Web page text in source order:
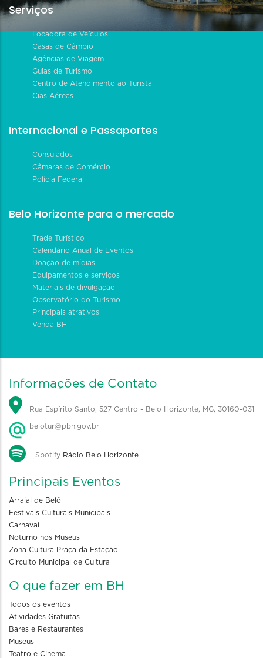
Serviços
Locadora de Veículos
Casas de Câmbio
Agências de Viagem
Guias de Turismo
Centro de Atendimento ao Turista
Cias Aéreas
Internacional e Passaportes
Consulados
Câmaras de Comércio
Polícia Federal
Belo Horizonte para o mercado
Trade Turístico
Calendário Anual de Eventos
Doação de mídias
Equipamentos e serviços
Materiais de divulgação
Observatório do Turismo
Principais atrativos
Venda BH
Informações de Contato
Rua Espírito Santo, 527 Centro - Belo Horizonte, MG, 30160-031
belotur@pbh.gov.br
Spotify Rádio Belo Horizonte
Principais Eventos
Arraial de Belô
Festivais Culturais Municipais
Carnaval
Noturno nos Museus
Zona Cultura Praça da Estação
Circuito Municipal de Cultura
O que fazer em BH
Todos os eventos
Atividades Gratuitas
Bares e Restaurantes
Museus
Teatro e Cinema